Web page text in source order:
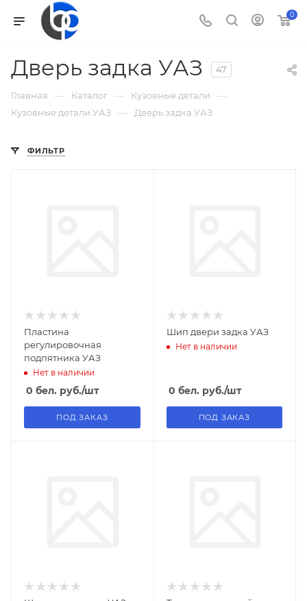
0
Дверь задка УАЗ 47
Главная — Каталог — Кузовные детали —
Кузовные детали УАЗ — Дверь задка УАЗ
ФИЛЬТР
Пластина
регулировочная
подпятника УАЗ
Нет в наличии
0 бел. руб./шт
ПОД ЗАКАЗ
Шип двери задка УАЗ
Нет в наличии
0 бел. руб./шт
ПОД ЗАКАЗ